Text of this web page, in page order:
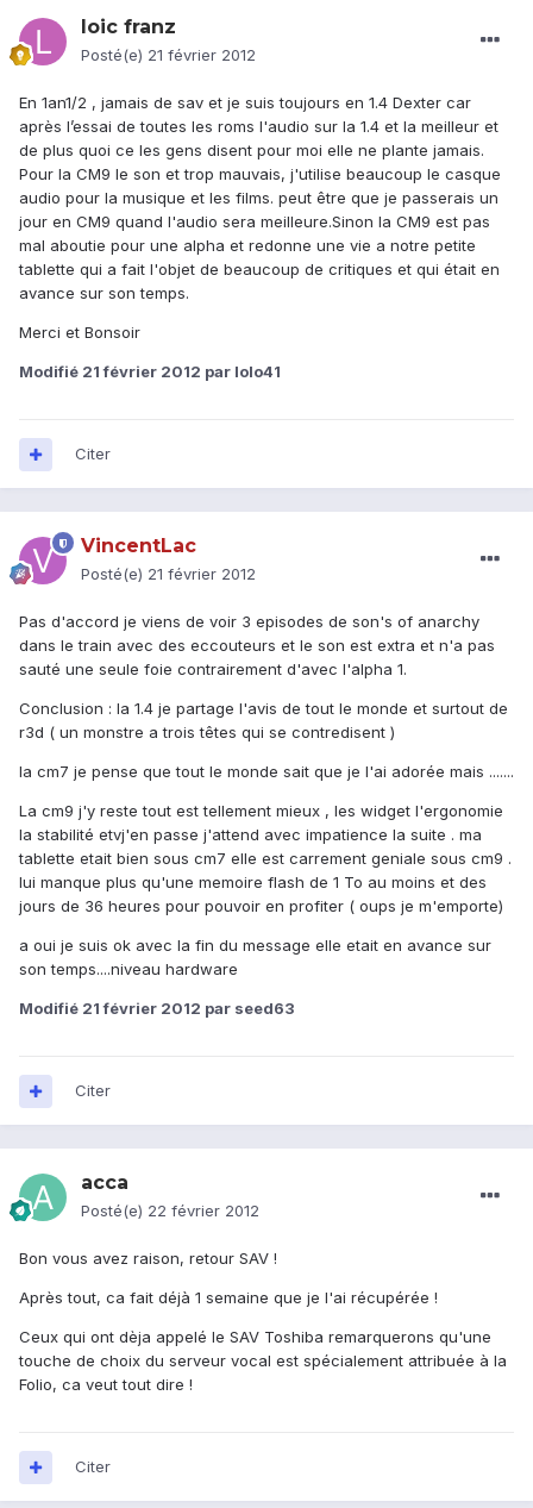
loic franz
Posté(e) 21 février 2012
En 1an1/2 , jamais de sav et je suis toujours en 1.4 Dexter car
après l’essai de toutes les roms l'audio sur la 1.4 et la meilleur et
de plus quoi ce les gens disent pour moi elle ne plante jamais.
Pour la CM9 le son et trop mauvais, j'utilise beaucoup le casque
audio pour la musique et les films. peut être que je passerais un
jour en CM9 quand l'audio sera meilleure.Sinon la CM9 est pas
mal aboutie pour une alpha et redonne une vie a notre petite
tablette qui a fait l'objet de beaucoup de critiques et qui était en
avance sur son temps.
Merci et Bonsoir
Modifié 21 février 2012 par lolo41
Citer
VincentLac
Posté(e) 21 février 2012
Pas d'accord je viens de voir 3 episodes de son's of anarchy
dans le train avec des eccouteurs et le son est extra et n'a pas
sauté une seule foie contrairement d'avec l'alpha 1.
Conclusion : la 1.4 je partage l'avis de tout le monde et surtout de
r3d ( un monstre a trois têtes qui se contredisent )
la cm7 je pense que tout le monde sait que je l'ai adorée mais .......
La cm9 j'y reste tout est tellement mieux , les widget l'ergonomie
la stabilité etvj'en passe j'attend avec impatience la suite . ma
tablette etait bien sous cm7 elle est carrement geniale sous cm9 .
lui manque plus qu'une memoire flash de 1 To au moins et des
jours de 36 heures pour pouvoir en profiter ( oups je m'emporte)
a oui je suis ok avec la fin du message elle etait en avance sur
son temps....niveau hardware
Modifié 21 février 2012 par seed63
Citer
acca
Posté(e) 22 février 2012
Bon vous avez raison, retour SAV !
Après tout, ca fait déjà 1 semaine que je l'ai récupérée !
Ceux qui ont dèja appelé le SAV Toshiba remarquerons qu'une
touche de choix du serveur vocal est spécialement attribuée à la
Folio, ca veut tout dire !
Citer